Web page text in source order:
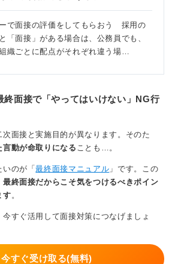
で面接の評価をしてもらおう 採用の
「面接」がある場合は、公務員でも、
織ごとに配点がそれぞれ違う場…
終面接で「やってはいけない」NG行
面接と実施目的が異なります。そのた
言動が命取りになる ことも…。
いのが「最終面接マニュアル 」です。この
最終面接だからこそ気をつけるべきポイン
す。
今すぐ活用して面接対策につなげましょ
今すぐ受け取る(無料)